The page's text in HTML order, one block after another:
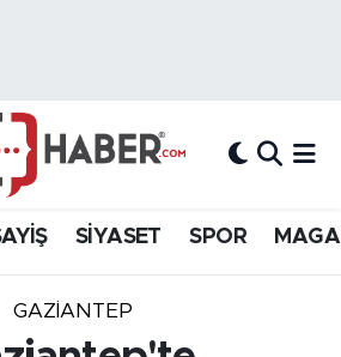
SİYASET SPOR
GAZIANTEP
Durumu ve Fikstür